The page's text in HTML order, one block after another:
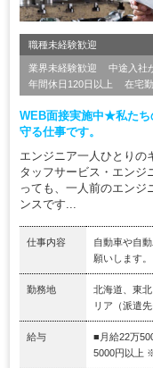
職種未経験歓迎
業界未経験歓迎 中途入社
年間休日120日以上
在宅
WEB面接実施中★私たち
守る仕事です。
エンジニア一人ひとりの
タッフサービス・エンジ
っても、一人前のエンジ
ンスです...
仕事内容
自動車や自
願いします。
勤務地
北海道、東
リア（派遣先
給与
■月給22万
5000円以上